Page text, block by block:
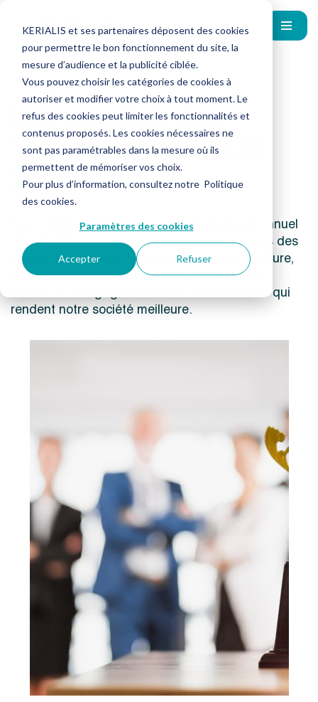
KERIALIS et ses partenaires déposent des cookies
pour permettre le bon fonctionnement du site, la
mesure d’audience et la publicité ciblée.
Vous pouvez choisir les catégories de cookies à
autoriser et modifier votre choix à tout moment. Le
refus des cookies peut limiter les fonctionnalités et
contenus proposés. Les cookies nécessaires ne
sont pas paramétrables dans la mesure où ils
permettent de mémoriser vos choix.
Pour plus d’information, consultez notre Politique
des cookies.
Paramètres des cookies
Accepter Refuser
Les résultats des
Trophées KERIALIS
2024
Les Trophées KERIALIS est un évènement annuel
depuis 2014, dans lequel nous récompensons des
projets variés dans plusieurs catégories : Culture,
Solidaire, Innovation et recherche et Citoyen.
KERIALIS s’engage à soutenir des initiatives qui
rendent notre société meilleure.